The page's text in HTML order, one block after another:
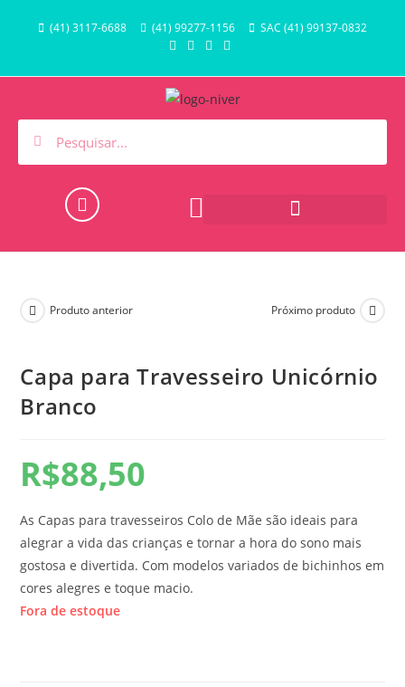
(41) 3117-6688 (41) 99277-1156 SAC (41) 99137-0832
Produto anterior Próximo produto
Capa para Travesseiro Unicórnio
Branco
R$88,50
As Capas para travesseiros Colo de Mãe são ideais para
alegrar a vida das crianças e tornar a hora do sono mais
gostosa e divertida. Com modelos variados de bichinhos em
cores alegres e toque macio.
Fora de estoque